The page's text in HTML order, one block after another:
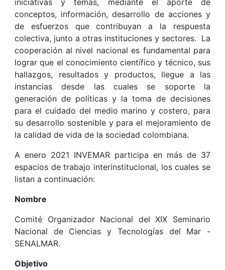
iniciativas y temas, mediante el aporte de
conceptos, información, desarrollo de acciones y
de esfuerzos que contribuyan a la respuesta
colectiva, junto a otras instituciones y sectores. La
cooperación al nivel nacional es fundamental para
lograr que el conocimiento científico y técnico, sus
hallazgos, resultados y productos, llegue a las
instancias desde las cuales se soporte la
generación de políticas y la toma de decisiones
para el cuidado del medio marino y costero, para
su desarrollo sostenible y para el mejoramiento de
la calidad de vida de la sociedad colombiana.
A enero 2021 INVEMAR participa en más de 37
espacios de trabajo interinstitucional, los cuales se
listan a continuación:
Nombre
Comité Organizador Nacional del XIX Seminario
Nacional de Ciencias y Tecnologías del Mar -
SENALMAR.
Objetivo